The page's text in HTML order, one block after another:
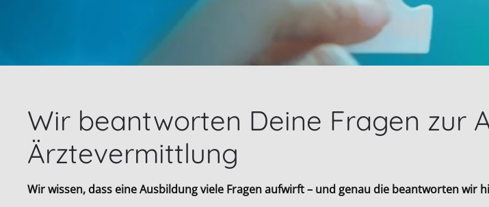
Wir beantworten Deine Fragen zur
Ärztevermittlung
Wir wissen, dass eine Ausbildung viele Fragen aufwirft – und genau die beantworten wir